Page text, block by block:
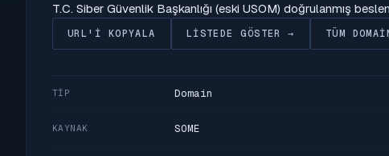
T.C. Siber Güvenlik Başkanlığı (eski USOM) doğrulanmış
URL'I KOPYALA LISTEDE GÖSTER → TÜM
TIP Domain
KAYNAK SOME